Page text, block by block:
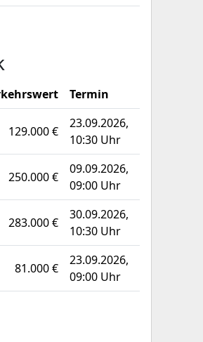
Termin
129.000 €
23.09.2026,
10:30 Uhr
250.000 €
09.09.2026,
09:00 Uhr
283.000 €
30.09.2026,
10:30 Uhr
81.000 €
23.09.2026,
09:00 Uhr